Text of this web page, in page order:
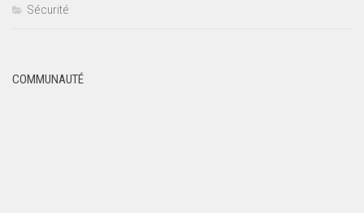
Sécurité
COMMUNAUTÉ